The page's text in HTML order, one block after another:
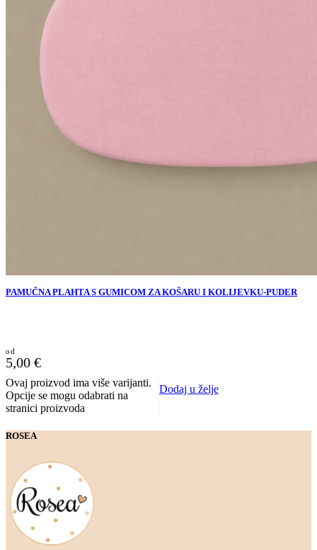
PAMUČNA PLAHTA S GUMICOM ZA KOŠARU I KOLIJEVKU-PUDER
5,00 €
Ovaj proizvod ima više varijanti.
Opcije se mogu odabrati na
stranici proizvoda
Dodaj u želje
ROSEA